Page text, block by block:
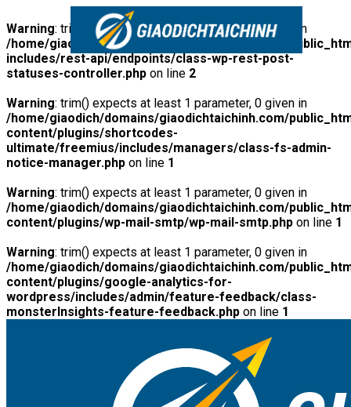
Warning: trim() expects at least 1 parameter, 0 given in
/home/giaodich/domains/giaodichtaichinh.com/
includes/rest-api/endpoints/class-wp-rest-post-
statuses-controller.php on line 2
Warning: trim() expects at least 1 parameter, 0 given in
/home/giaodich/domains/giaodichtaichinh.com/
content/plugins/shortcodes-
ultimate/freemius/includes/managers/class-fs-admin-
notice-manager.php on line 1
Warning: trim() expects at least 1 parameter, 0 given in
/home/giaodich/domains/giaodichtaichinh.com/
content/plugins/wp-mail-smtp/wp-mail-smtp.php on line 1
Warning: trim() expects at least 1 parameter, 0 given in
/home/giaodich/domains/giaodichtaichinh.com/
content/plugins/google-analytics-for-
wordpress/includes/admin/feature-feedback/class-
monsterInsights-feature-feedback.php on line 1